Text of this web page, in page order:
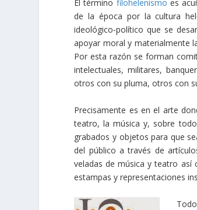
El término filohelenismo es
de la época por la cultura
ideológico-político que se
apoyar moral y materialmente
Por esta razón se forman
intelectuales, militares,
otros con su pluma, otros con
Precisamente es en el arte
teatro, la música y, sobre
grabados y objetos para que
del público a través de
veladas de música y teatro
estampas y representaciones